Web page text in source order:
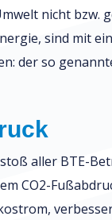
nicht bzw.
sind mit
der so
aller BTE-
CO2-